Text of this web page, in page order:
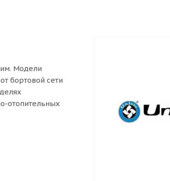
Модели
бортовой сети
отопительных